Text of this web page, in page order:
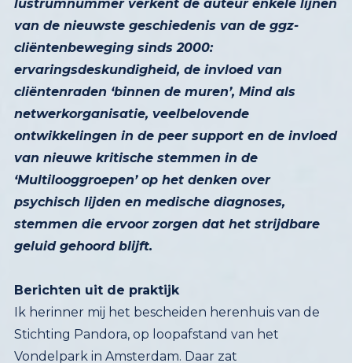
geluid gehoord blijft.
Berichten uit de praktijk
Ik herinner mij het bescheiden herenhuis van de
Stichting Pandora, op loopafstand van het
Vondelpark in Amsterdam. Daar zat
bibliothecaresse Greet Aernoudts als een
waakhond op het archief van de
‘gekkenbeweging’, later de ‘tegenbeweging in de
psychiatrie’ genoemd. Hieruit kwam halverwege de
jaren negentig de herstelbeweging voort, die de